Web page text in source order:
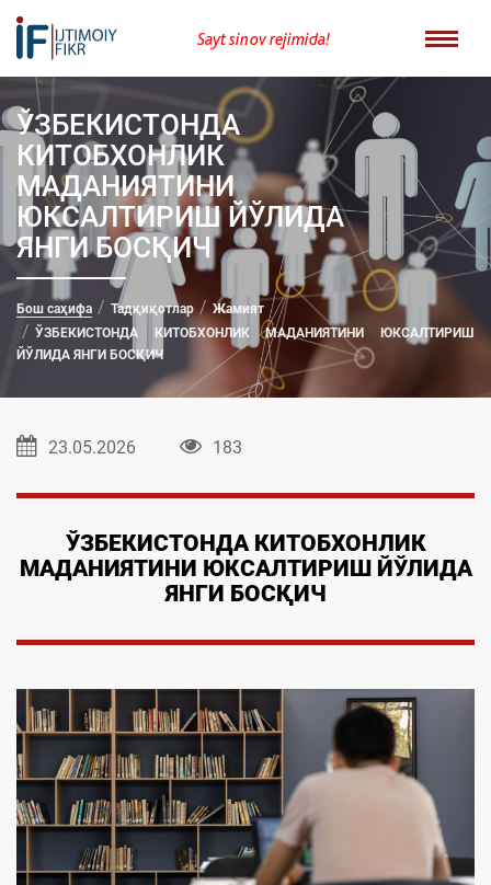
Sayt sinov rejimida!
ЎЗБЕКИСТОНДА
КИТОБХОНЛИК
МАДАНИЯТИНИ
ЮКСАЛТИРИШ ЙЎЛИДА
ЯНГИ БОСҚИЧ
Бош саҳифа Тадқиқотлар
Жамият
ЎЗБЕКИСТОНДА КИТОБХОНЛИК МАДАНИЯТИНИ ЮКСАЛТИРИШ
ЙЎЛИДА ЯНГИ БОСҚИЧ
23.05.2026 183
ЎЗБЕКИСТОНДА КИТОБХОНЛИК
МАДАНИЯТИНИ ЮКСАЛТИРИШ ЙЎЛИДА
ЯНГИ БОСҚИЧ